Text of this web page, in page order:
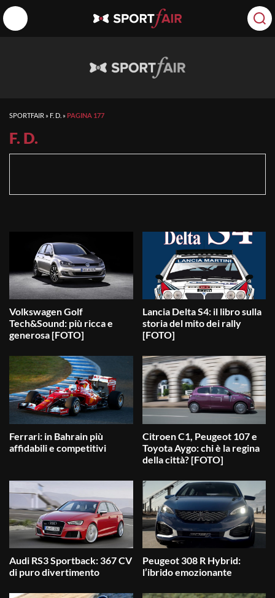
SPORTFAIR » F. D. » PAGINA 177
F. D.
Volkswagen Golf
Tech&Sound: più ricca e
generosa [FOTO]
Lancia Delta S4: il libro sulla
storia del mito dei rally
[FOTO]
Ferrari: in Bahrain più
affidabili e competitivi
Citroen C1, Peugeot 107 e
Toyota Aygo: chi è la regina
della città? [FOTO]
Audi RS3 Sportback: 367 CV
di puro divertimento
Peugeot 308 R Hybrid:
l’ibrido emozionante